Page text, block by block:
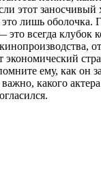
этот
лишь
всегда клубок
ему, как
какого